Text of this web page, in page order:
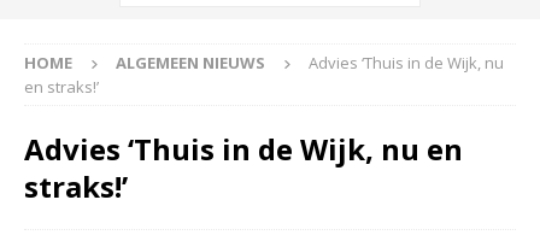
HOME ALGEMEEN NIEUWS
Advies ‘Thuis in de Wijk, nu
en straks!’
Advies ‘Thuis in de Wijk, nu en
straks!’